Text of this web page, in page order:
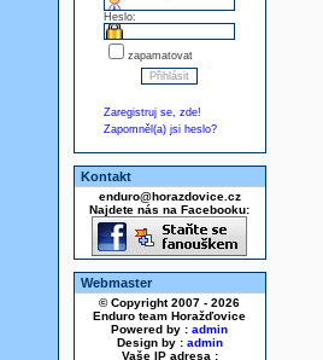
Heslo:
zapamatovat
Zaregistruj se, zde!
Zapomněl(a) jsi heslo?
Kontakt
enduro@horazdovice.cz
Najdete nás na Facebooku:
Webmaster
© Copyright 2007 - 2026
Enduro team Horažďovice
Powered by : admin
Design by : admin
Vaše IP adresa :